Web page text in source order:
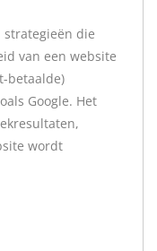
strategieën die
van een website
betaalde)
Google. Het
wordt